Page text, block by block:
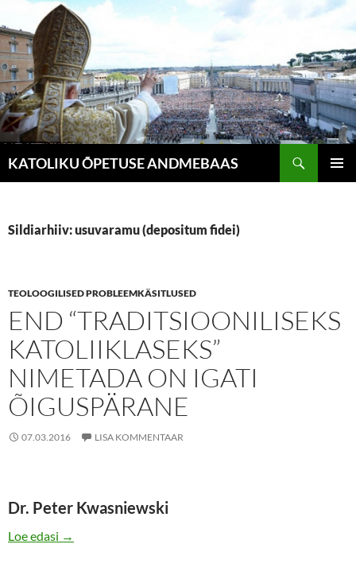
sisu
juurde
KATOLIKU ÕPETUSE ANDMEBAAS
Sildiarhiiv: usuvaramu (depositum fidei)
TEOLOOGILISED PROBLEEMKÄSITLUSED
END “TRADITSIOONILISEKS
KATOLIIKLASEKS”
NIMETADA ON IGATI
ÕIGUSPÄRANE
07.03.2016 LISA KOMMENTAAR
Dr. Peter Kwasniewski
Loe edasi END “TRADITSIOONILISEKS KATOLIIKLASEKS”
→